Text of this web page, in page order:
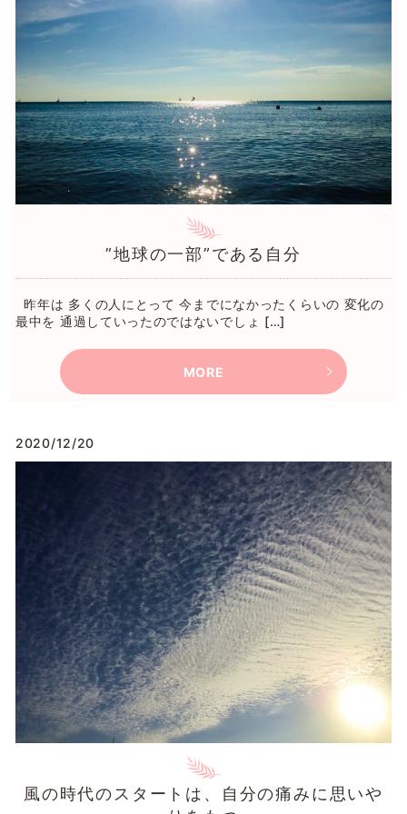
”地球の一部”である自分
昨年は 多くの人にとって 今までになかったくらいの 変化の
最中を 通過していったのではないでしょ […]
MORE
2020/12/20
風の時代のスタートは、自分の痛みに思いや